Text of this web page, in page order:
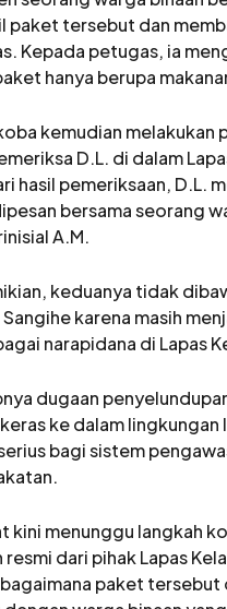
paket tersebut dan
Kepada petugas, ia
hanya berupa
kemudian melakukan
D.L. di dalam
hasil pemeriksaan, D.L.
bersama seorang
A.M.
keduanya tidak
karena masih
narapidana di Lapas
dugaan
ke dalam lingkungan
bagi sistem
kini menunggu langkah
dari pihak Lapas
paket